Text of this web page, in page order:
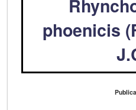
phoenicis